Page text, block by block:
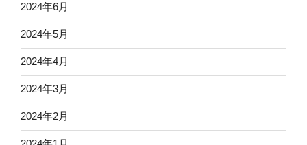
2024年6月
2024年5月
2024年4月
2024年3月
2024年2月